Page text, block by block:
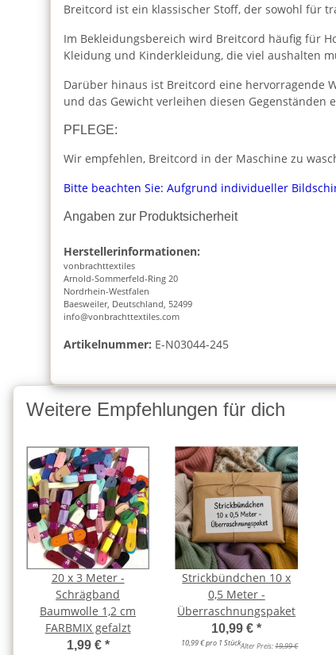
Breitcord ist ein klassischer Stoff, der sowohl für
Im Bekleidungsbereich wird Breitcord häufig für
Kleidung und Kinderkleidung, die viel aushalten
Darüber hinaus ist Breitcord eine hervorragende
und das Gewicht verleihen diesen Gegenständen
PFLEGE:
Wir empfehlen, Breitcord in der Maschine zu
Bitte beachten Sie: Aufgrund individueller
Angaben zur Produktsicherheit
Herstellerinformationen:
vonbrachttextiles
Arnold-Sommerfeld-Ring 20
Nordrhein-Westfalen
Baesweiler, Deutschland, 52499
info@vonbrachttextiles.com
Artikelnummer: E-N03044-245
Weitere Empfehlungen für dich
20 x 3 Meter -
Schrägband
Baumwolle 1,2 cm
FARBMIX gefalzt
1,99 € *
Strickbündchen 10 x
0,5 Meter -
Überraschnungspaket
10,99 €*
10,99 € pro 1 StückAlter Preis:19,99 €